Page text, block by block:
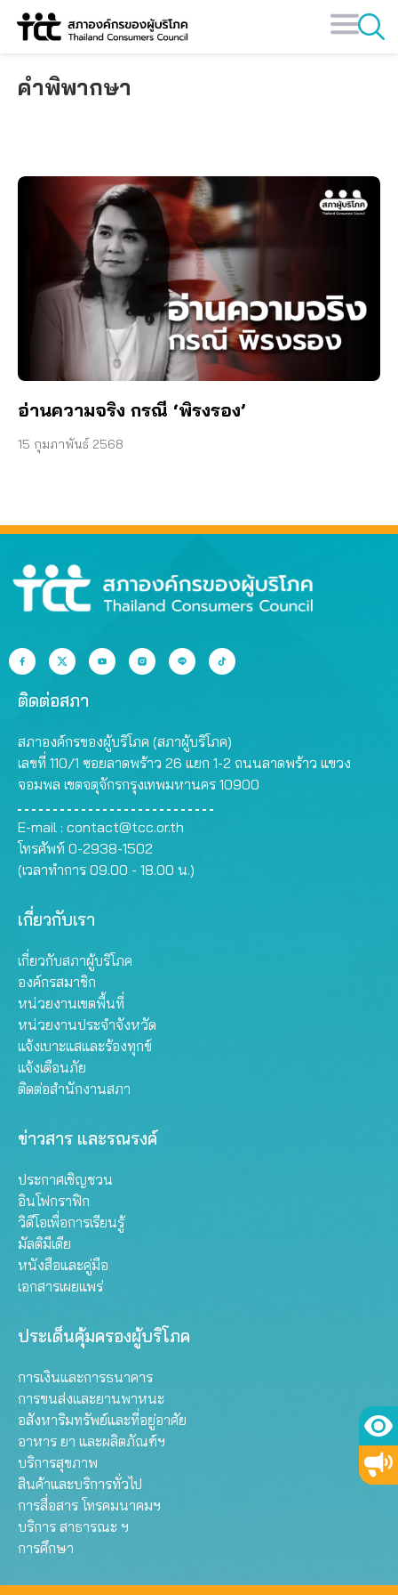
Skip
คำพิพากษา
อ่านความจริง กรณี ‘พิรงรอง’
15 กุมภาพันธ์ 2568
ติดต่อสภา
สภาองค์กรของผู้บริโภค (สภาผู้บริโภค)
เลขที่ 110/1 ซอยลาดพร้าว 26 แยก 1-2 ถนนลาดพร้าว แขวง
จอมพล เขตจตุจักรกรุงเทพมหานคร 10900
E-mail : contact@tcc.or.th
โทรศัพท์ 0-2938-1502
(เวลาทำการ 09.00 - 18.00 น.)
เกี่ยวกับเรา
เกี่ยวกับสภาผู้บริโภค
องค์กรสมาชิก
หน่วยงานเขตพื้นที่
หน่วยงานประจำจังหวัด
แจ้งเบาะแสและร้องทุกข์
แจ้งเตือนภัย
ติดต่อสำนักงานสภา
ข่าวสาร และรณรงค์
ประกาศเชิญชวน
อินโฟกราฟิก
วิดีโอเพื่อการเรียนรู้
มัลติมีเดีย
หนังสือและคู่มือ
เอกสารเผยแพร่
ประเด็นคุ้มครองผู้บริโภค
การเงินและการธนาคาร
การขนส่งและยานพาหนะ
อสังหาริมทรัพย์และที่อยู่อาศัย
อาหาร ยา และผลิตภัณฑ์ฯ
บริการสุขภาพ
สินค้าและบริการทั่วไป
การสื่อสาร โทรคมนาคมฯ
บริการ สาธารณะ ฯ
การศึกษา